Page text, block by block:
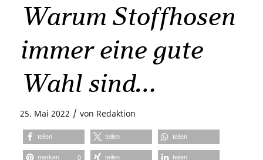
Warum Stoffhosen
immer eine gute
Wahl sind…
25. Mai 2022 / von Redaktion
teilen teilen teilen
merken 0 teilen teilen